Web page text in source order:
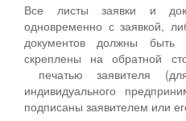
Все листы заявки и
одновременно с заявкой,
документов должны быть
скреплены на обратной
печатью заявителя
индивидуального
подписаны заявителем или